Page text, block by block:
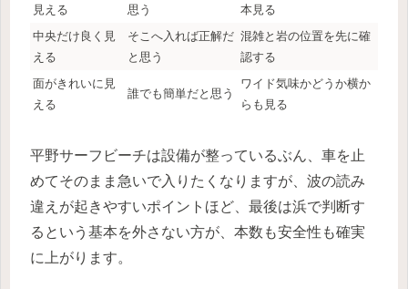
見える
思う
本見る
中央だけ良く見
える
そこへ入れば正解だ
と思う
混雑と岩の位置を先に確
認する
面がきれいに見
える
誰でも簡単だと思う
ワイド気味かどうか横か
らも見る
平野サーフビーチは設備が整っているぶん、車を止
めてそのまま急いで入りたくなりますが、波の読み
違えが起きやすいポイントほど、最後は浜で判断す
るという基本を外さない方が、本数も安全性も確実
に上がります。